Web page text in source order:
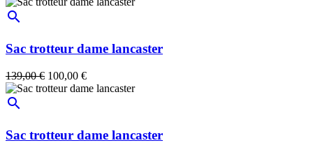
search
Sac trotteur dame lancaster
139,00 € 100,00 €
search
Sac trotteur dame lancaster